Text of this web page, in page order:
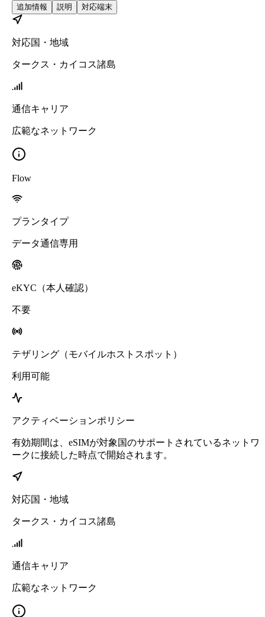
追加情報 説明 対応端末
対応国・地域
タークス・カイコス諸島
通信キャリア
広範なネットワーク
Flow
プランタイプ
データ通信専用
eKYC（本人確認）
不要
テザリング（モバイルホストスポット）
利用可能
アクティベーションポリシー
有効期間は、eSIMが対象国のサポートされているネットワ
ークに接続した時点で開始されます。
対応国・地域
タークス・カイコス諸島
通信キャリア
広範なネットワーク